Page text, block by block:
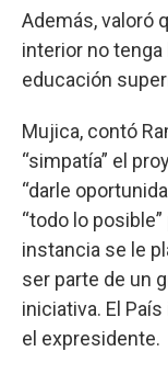
Además, valoró
interior no tenga
educación
Mujica, contó
“simpatía” el
“darle
“todo lo
instancia se le
ser parte de un
iniciativa. El
el expresidente.